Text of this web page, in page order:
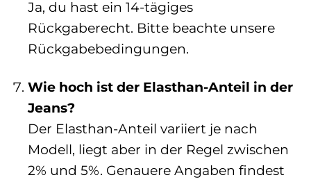
Ja, du hast ein 14-tägiges
Rückgaberecht. Bitte beachte unsere
Rückgabebedingungen.
Wie hoch ist der Elasthan-Anteil in der
Jeans?
Der Elasthan-Anteil variiert je nach
Modell, liegt aber in der Regel zwischen
2% und 5%. Genauere Angaben findest